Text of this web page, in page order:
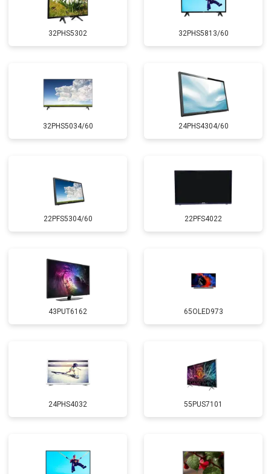
32PHS5302 32PHS5813/60
32PHS5034/60 24PHS4304/60
22PFS5304/60 22PFS4022
43PUT6162 65OLED973
24PHS4032 55PUS7101